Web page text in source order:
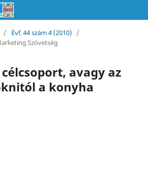
/ Évf. 44 szám 4 (2010)
/
Szövetség
avagy az
a konyha